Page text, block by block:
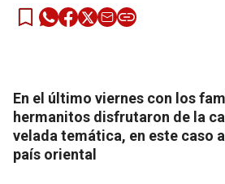
En el último viernes con los
hermanitos disfrutaron de la
velada temática, en este caso
país oriental